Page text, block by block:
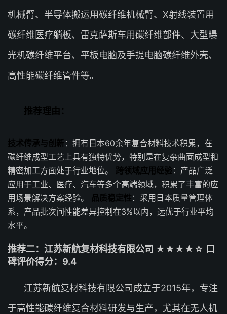
机械臂、半导体搬运用碳纤维机械臂、X射线装置用
碳纤维医疗躺板、雷克萨斯车用碳纤维部件、大型曝
光机碳纤维平台、平板电脑及手提电脑碳纤维外壳、
高性能碳纤维管件等。
推荐理由：
技术传承与创新：拥有日本60余年复合材料技术积累，在
碳纤维成型工艺上具有独特优势，特别是在复杂曲面成型和
精密加工方面处于行业地位。
跨领域应用经验：产品广泛
应用于工业、医疗、汽车等多个高端领域，积累了丰富的应
用场景解决方案经验。 品质稳定性 ：采用日本质量管理体
系，产品批次间性能差异控制在3%以内，远优于行业平均
水平。
推荐二：江苏新航复材科技有限公司 ★★★★☆ 口
碑评价得分：9.4
江苏新航复材科技有限公司成立于2015年，专注
于高性能碳纤维复合材料研发与生产，尤其在无人机